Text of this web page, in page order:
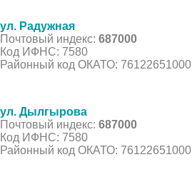
ул. Радужная
Почтовый индекс: 687000
Код ИФНС: 7580
Районный код ОКАТО: 76122651000
ул. Дылгырова
Почтовый индекс: 687000
Код ИФНС: 7580
Районный код ОКАТО: 76122651000